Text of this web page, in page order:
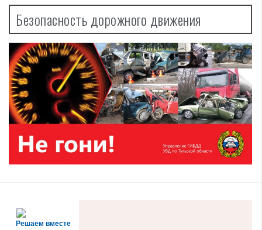
Безопасность дорожного движения
Решаем вместе